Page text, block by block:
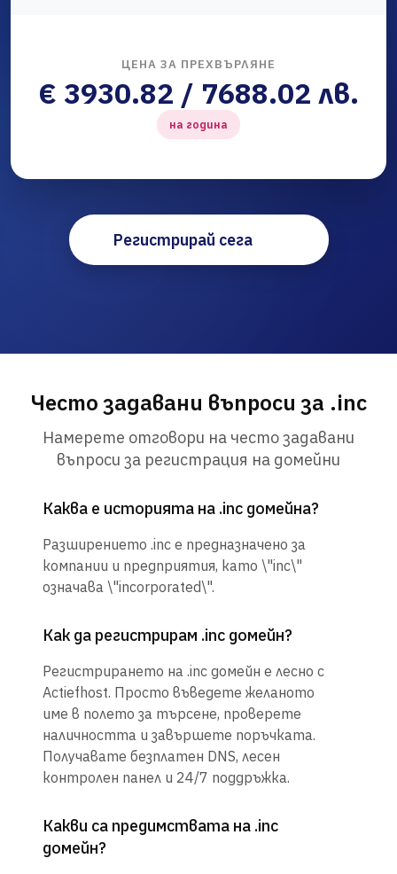
ЦЕНА ЗА ПРЕХВЪРЛЯНЕ
€ 3930.82 / 7688.02 лв.
на година
Регистрирай сега
Често задавани въпроси за .inc
Намерете отговори на често задавани
въпроси за регистрация на домейни
Каква е историята на .inc домейна?
Разширението .inc е предназначено за
компании и предприятия, като \"inc\"
означава \"incorporated\".
Как да регистрирам .inc домейн?
Регистрирането на .inc домейн е лесно с
Actiefhost. Просто въведете желаното
име в полето за търсене, проверете
наличността и завършете поръчката.
Получавате безплатен DNS, лесен
контролен панел и 24/7 поддръжка.
Какви са предимствата на .inc
домейн?